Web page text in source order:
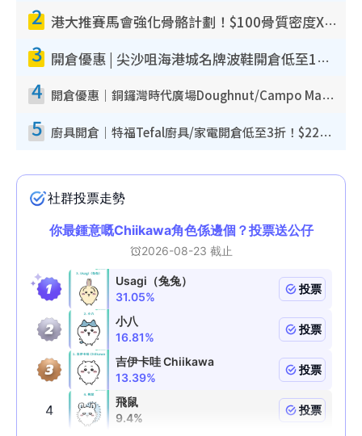
2 港大推賽馬會強化骨骼計劃！$100骨質密度X光檢查 完成免費運動訓練送超市禮券！附參加資格
3 開倉優惠 | 尖沙咀海港城名牌波鞋開倉低至1折！On鞋$899起／Joy&Peace鞋履$98起
4 開倉優惠｜銅鑼灣時代廣場Doughnut/Campo Marzio開倉低至1折！背囊、書包、手袋劈價$200起
5 廚具開倉｜特福Tefal廚具/家電開倉低至3折！$220起買平底鍋/炒鑊/湯煲！電飯煲/吸塵機/燙斗$418起